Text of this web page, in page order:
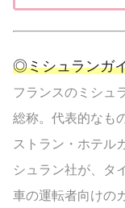
◎ミシュランガ
フランスのミシュ
総称。代表的なも
ストラン・ホテル
シュラン社が、タ
車の運転者向けの